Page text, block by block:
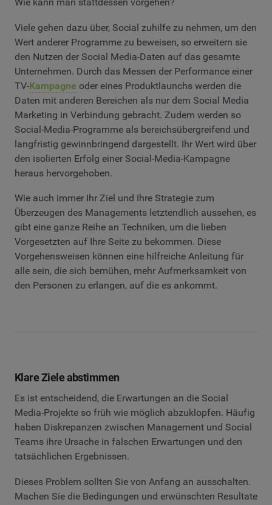
Viele gehen dazu über, Social zuhilfe zu nehmen, um den
Wert anderer Programme zu beweisen, so erweitern sie
den Nutzen der Social Media-Daten auf das gesamte
Unternehmen. Durch das Messen der Performance einer
TV-Kampagne oder eines Produktlaunchs werden die
Daten mit anderen Bereichen als nur dem Social Media
Marketing in Verbindung gebracht. Zudem werden so
Social-Media-Programme als bereichsübergreifend und
langfristig gewinnbringend dargestellt. Ihr Wert wird über
den isolierten Erfolg einer Social-Media-Kampagne
heraus hervorgehoben.
Wie auch immer Ihr Ziel und Ihre Strategie zum
Überzeugen des Managements letztendlich aussehen, es
gibt eine ganze Reihe an Techniken, um die lieben
Vorgesetzten auf Ihre Seite zu bekommen. Diese
Vorgehensweisen können eine hilfreiche Anleitung für
alle sein, die sich bemühen, mehr Aufmerksamkeit von
den Personen zu erlangen, auf die es ankommt.
Klare Ziele abstimmen
Es ist entscheidend, die Erwartungen an die Social
Media-Projekte so früh wie möglich abzuklopfen. Häufig
haben Diskrepanzen zwischen Management und Social
Teams ihre Ursache in falschen Erwartungen und den
tatsächlichen Ergebnissen.
Dieses Problem sollten Sie von Anfang an ausschalten.
Machen Sie die Bedingungen und erwünschten Resultate